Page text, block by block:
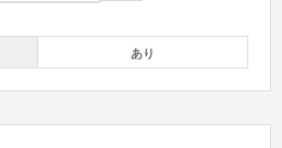
あり